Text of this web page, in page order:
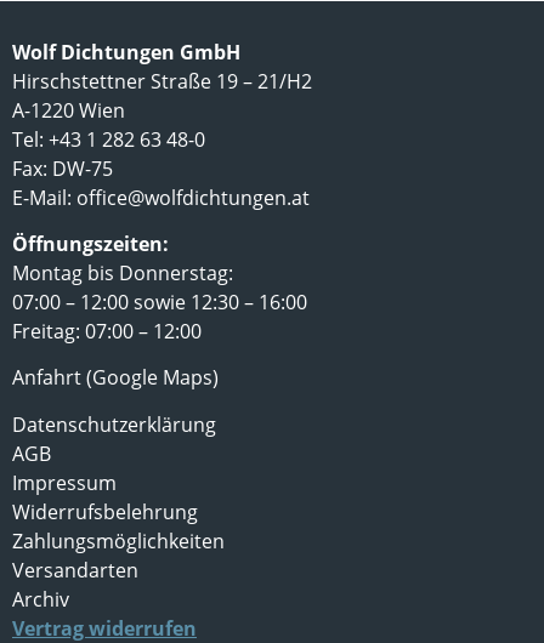
Wolf Dichtungen GmbH
Hirschstettner Straße 19 – 21/H2
A-1220 Wien
Tel: +43 1 282 63 48-0
Fax: DW-75
E-Mail: office@wolfdichtungen.at
Öffnungszeiten:
Montag bis Donnerstag:
07:00 – 12:00 sowie 12:30 – 16:00
Freitag: 07:00 – 12:00
Anfahrt (Google Maps)
Datenschutzerklärung
AGB
Impressum
Widerrufsbelehrung
Zahlungsmöglichkeiten
Versandarten
Archiv
Vertrag widerrufen